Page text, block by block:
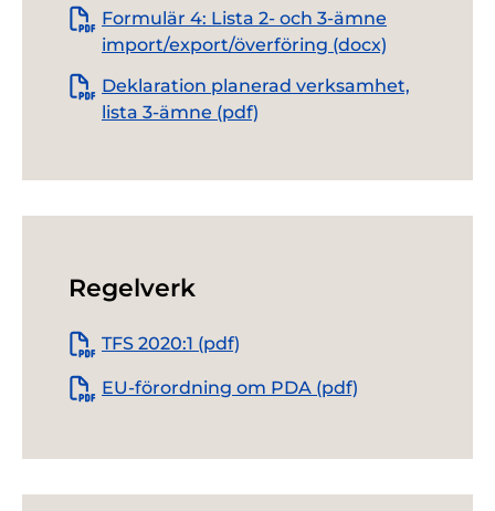
Formulär 4: Lista 2- och 3-ämne
import/export/överföring (docx)
Deklaration planerad verksamhet,
lista 3-ämne (pdf)
Regelverk
TFS 2020:1 (pdf)
EU-förordning om PDA (pdf)